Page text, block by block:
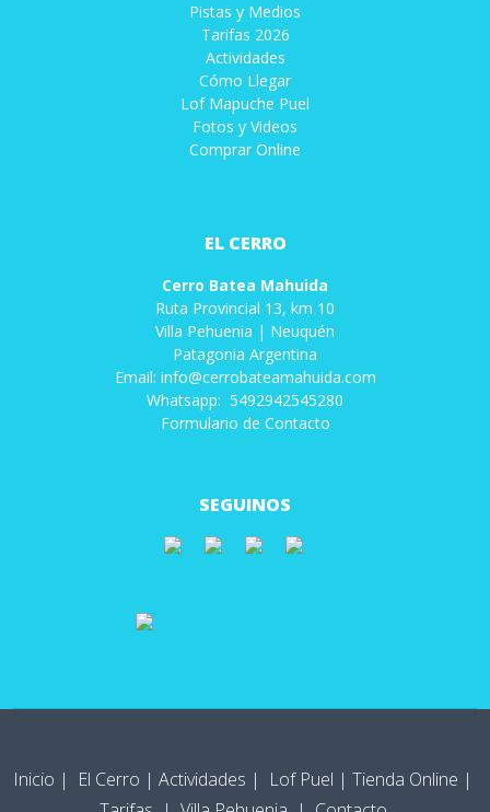
Pistas y Medios
Tarifas 2026
Actividades
Cómo Llegar
Lof Mapuche Puel
Fotos y Videos
Comprar Online
EL CERRO
Cerro Batea Mahuida
Ruta Provincial 13, km 10
Villa Pehuenia | Neuquén
Patagonia Argentina
Email: info@cerrobateamahuida.com
Whatsapp: 5492942545280
Formulario de Contacto
SEGUINOS
Inicio | El Cerro | Actividades | Lof Puel | Tienda Online |